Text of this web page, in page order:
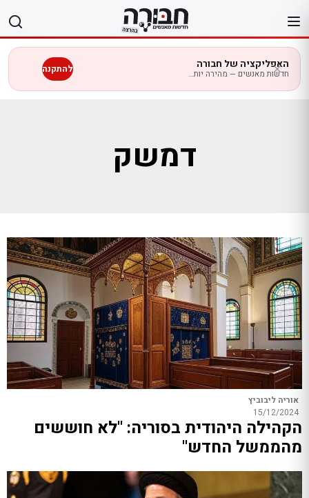
לתוכן
האפליקציה של חבורה
חדשות מאנשים — מהירה יותר בנייד להתקנה
דמשק
אוריה ליבוביץ
15/12/2024
הקהילה היהודית בסוריה: "לא חוששים
מהממשל החדש"